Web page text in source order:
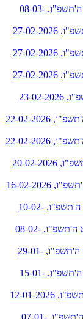
לחץ להאזנה לשעור מיום ראשון י"ט אדר ה'תשפ"ו, 08-03-
לחץ להאזנה לשעור מיום שישי י' אדר ה'תשפ"ו, 27-02-2026
לחץ להאזנה לשעור מיום שישי י' אדר ה'תשפ"ו, 27-02-2026
לחץ להאזנה לשעור מיום שישי י' אדר ה'תשפ"ו, 27-02-2026
לחץ להאזנה לשעור מיום שני ו' אדר ה'תשפ"ו, 23-02-2026
לחץ להאזנה לשעור מיום ראשון ה' אדר ה'תשפ"ו, 22-02-2026
לחץ להאזנה לשעור מיום ראשון ה' אדר ה'תשפ"ו, 22-02-2026
לחץ להאזנה לשעור מיום שישי ג' אדר ה'תשפ"ו, 20-02-2026
לחץ להאזנה לשעור מיום שני כ"ט שבט ה'תשפ"ו, 16-02-2026
לחץ להאזנה לשעור מיום שלישי כ"ג שבט ה'תשפ"ו, 10-02-
לחץ להאזנה לשעור מיום ראשון כ"א שבט ה'תשפ"ו, 08-02-
לחץ להאזנה לשעור מיום חמישי י"א שבט ה'תשפ"ו, 29-01-
לחץ להאזנה לשעור מיום חמישי כ"ו טבת ה'תשפ"ו, 15-01-
לחץ להאזנה לשעור מיום שני כ"ג טבת ה'תשפ"ו, 12-01-2026
לחץ להאזנה לשעור מיום רביעי י"ח טבת ה'תשפ"ו, 07-01-